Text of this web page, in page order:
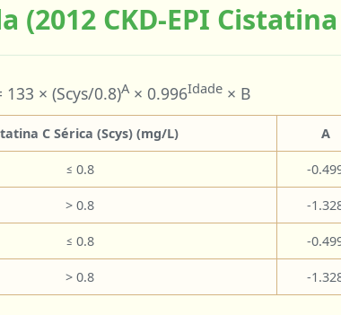
(2012 CKD-EPI Cistatina
133 × (Scys/0.8)A × 0.996Idade × B
C Sérica (Scys) (mg/L) A
≤ 0.8 -
> 0.8 -
≤ 0.8 -
> 0.8 -